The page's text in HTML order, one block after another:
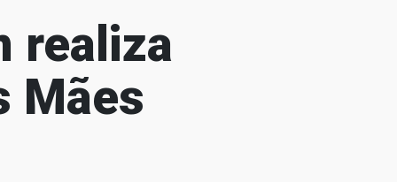
realiza
Mães